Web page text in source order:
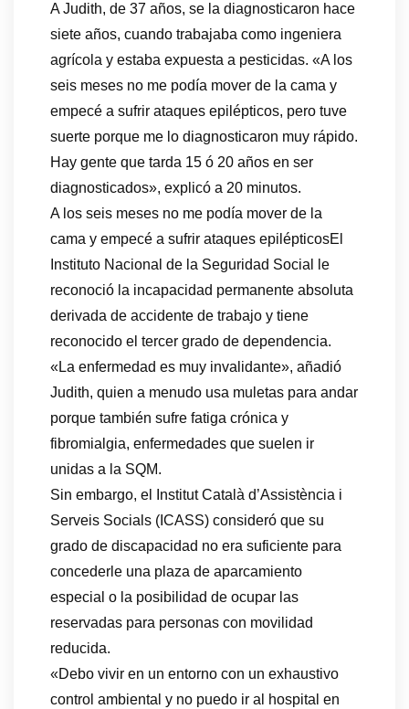
A Judith, de 37 años, se la diagnosticaron hace
siete años, cuando trabajaba como ingeniera
agrícola y estaba expuesta a pesticidas. «A los
seis meses no me podía mover de la cama y
empecé a sufrir ataques epilépticos, pero tuve
suerte porque me lo diagnosticaron muy rápido.
Hay gente que tarda 15 ó 20 años en ser
diagnosticados», explicó a 20 minutos.
A los seis meses no me podía mover de la
cama y empecé a sufrir ataques epilépticosEl
Instituto Nacional de la Seguridad Social le
reconoció la incapacidad permanente absoluta
derivada de accidente de trabajo y tiene
reconocido el tercer grado de dependencia.
«La enfermedad es muy invalidante», añadió
Judith, quien a menudo usa muletas para andar
porque también sufre fatiga crónica y
fibromialgia, enfermedades que suelen ir
unidas a la SQM.
Sin embargo, el Institut Català d’Assistència i
Serveis Socials (ICASS) consideró que su
grado de discapacidad no era suficiente para
concederle una plaza de aparcamiento
especial o la posibilidad de ocupar las
reservadas para personas con movilidad
reducida.
«Debo vivir en un entorno con un exhaustivo
control ambiental y no puedo ir al hospital en